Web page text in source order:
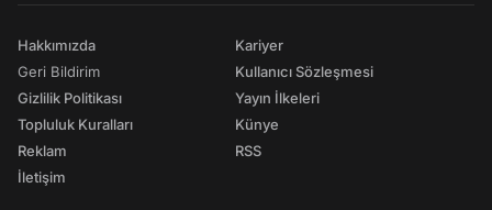
Hakkımızda
Geri Bildirim
Gizlilik Politikası
Topluluk Kuralları
Reklam
İletişim
Kariyer
Kullanıcı Sözleşmesi
Yayın İlkeleri
Künye
RSS